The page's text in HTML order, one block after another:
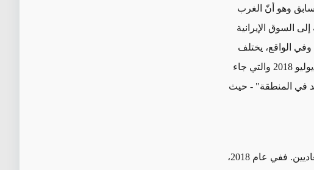
وهو أنّ الغرب
السوق الإيرانية
وفي الواقع، يختلف
الأمر تماماً عن تأييده الصريح للهجة الاستفزازية للرئيس روحاني في تموز/يوليو 2018 والتي جاء
في المنطقة" - حيث
في بعض السنوات السابقة، تحدّث خامنئي بإسهاب عن وضع الأشخاص العاديين. ففي عام 2018،